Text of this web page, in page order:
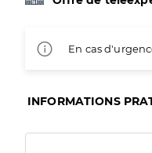
En cas
INFORMATIONS